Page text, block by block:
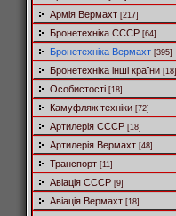
Армія Вермахт [217]
Бронетехніка СССР [64]
Бронетехніка Вермахт [395]
Бронетехніка інші країни [18]
Особистості [18]
Камуфляж техніки [72]
Артилерія СССР [18]
Артилерія Вермахт [48]
Транспорт [11]
Авіація СССР [9]
Авіація Вермахт [18]